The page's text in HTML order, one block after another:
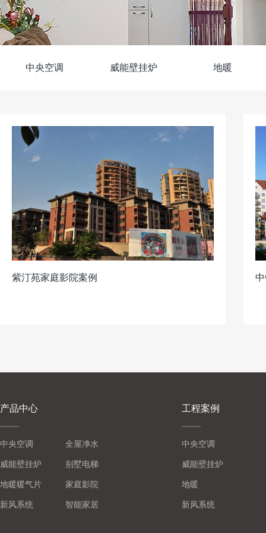
中央空调 威能壁挂炉 地暖
紫汀苑家庭影院案例
产品中心
中央空调
威能壁挂炉
地暖暖气片
新风系统
全屋净水
别墅电梯
家庭影院
智能家居
工程案例
中央空调
威能壁挂炉
地暖
新风系统